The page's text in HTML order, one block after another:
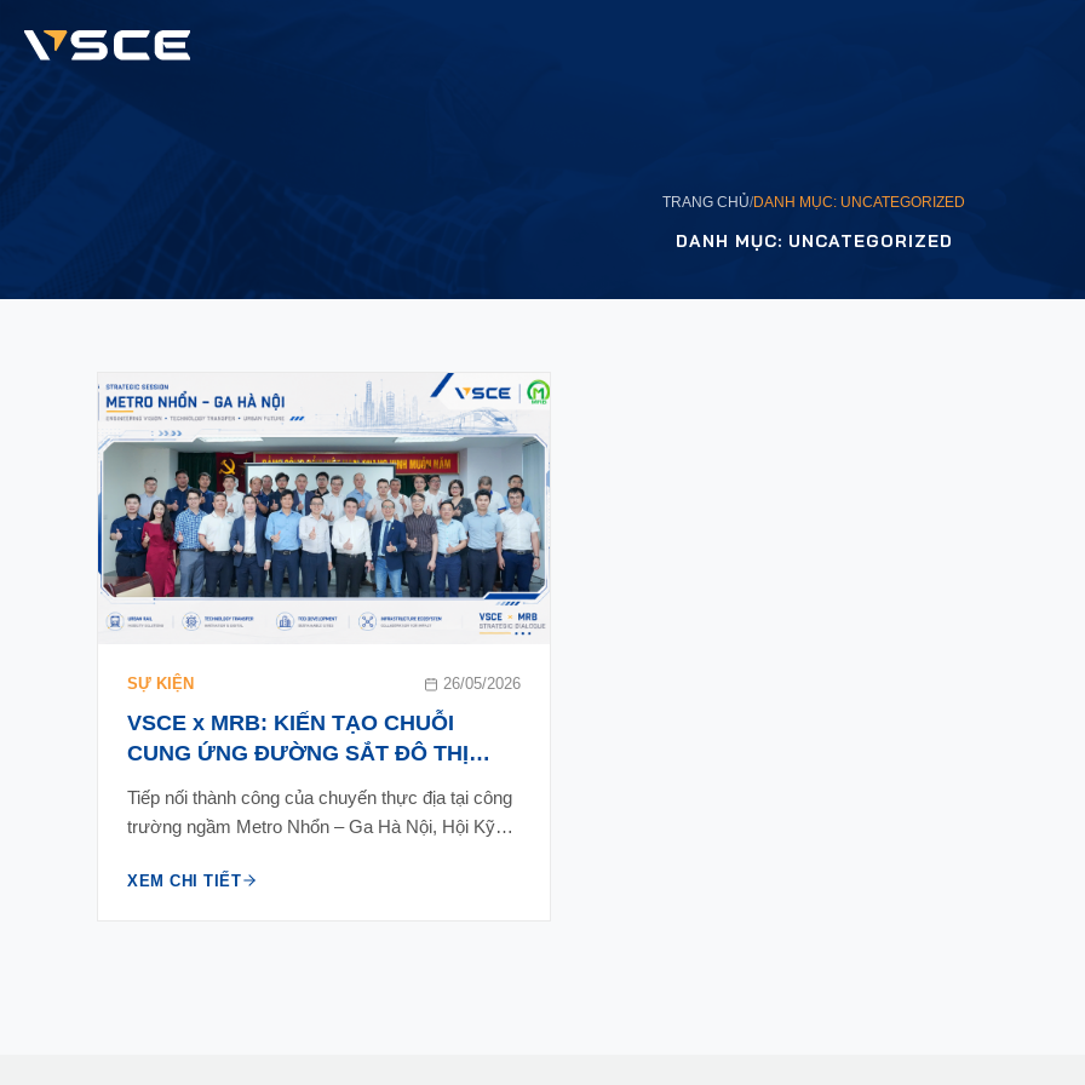
TRANG CHỦ/DANH MỤC: UNCATEGORIZED
DANH MỤC: UNCATEGORIZED
SỰ KIỆN 26/05/2026
VSCE x MRB: KIẾN TẠO CHUỖI
CUNG ỨNG ĐƯỜNG SẮT ĐÔ THỊ
KIỆN RAIL&CONS 2026
Tiếp nối thành công của chuyến thực địa tại công
trường ngầm Metro Nhổn – Ga Hà Nội, Hội Kỹ…
XEM CHI TIẾT